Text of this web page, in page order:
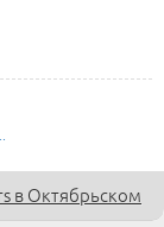
в Октябрьском